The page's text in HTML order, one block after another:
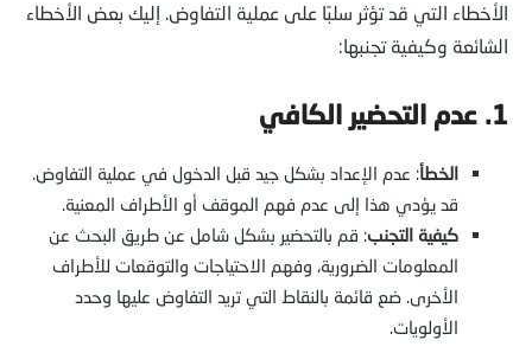
الأخطاء التي قد تؤثر سلبًا على عملية التفاوض. إليك بعض الأخطاء
الشائعة وكيفية تجنبها:
1. عدم التحضير الكافي
الخطأ: عدم الإعداد بشكل جيد قبل الدخول في عملية التفاوض.
قد يؤدي هذا إلى عدم فهم الموقف أو الأطراف المعنية.
كيفية التجنب: قم بالتحضير بشكل شامل عن طريق البحث عن
المعلومات الضرورية، وفهم الاحتياجات والتوقعات للأطراف
الأخرى. ضع قائمة بالنقاط التي تريد التفاوض عليها وحدد
الأولويات.